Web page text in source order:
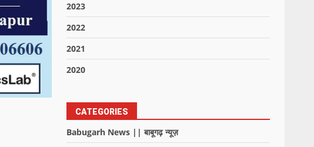
2023
2022
2021
2020
CATEGORIES
Babugarh News || बाबूगढ़ न्यूज़